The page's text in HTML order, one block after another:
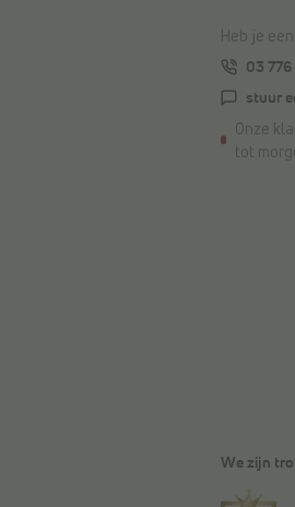
Heb je
03
stuur
Onze
tot
We zijn